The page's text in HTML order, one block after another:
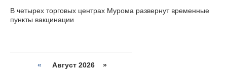
В четырех торговых центрах Мурома развернут временные
пункты вакцинации
« Август 2026 »